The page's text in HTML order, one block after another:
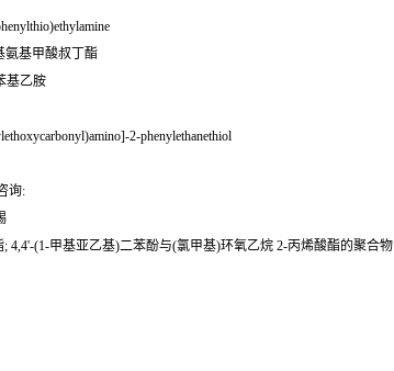
氨基甲酸叔丁酯
基乙胺
2-phenylethanethiol
询:
4,4'-(1-甲基亚乙基)二苯酚与(氯甲基)环氧乙烷 2-丙烯酸酯的聚合物